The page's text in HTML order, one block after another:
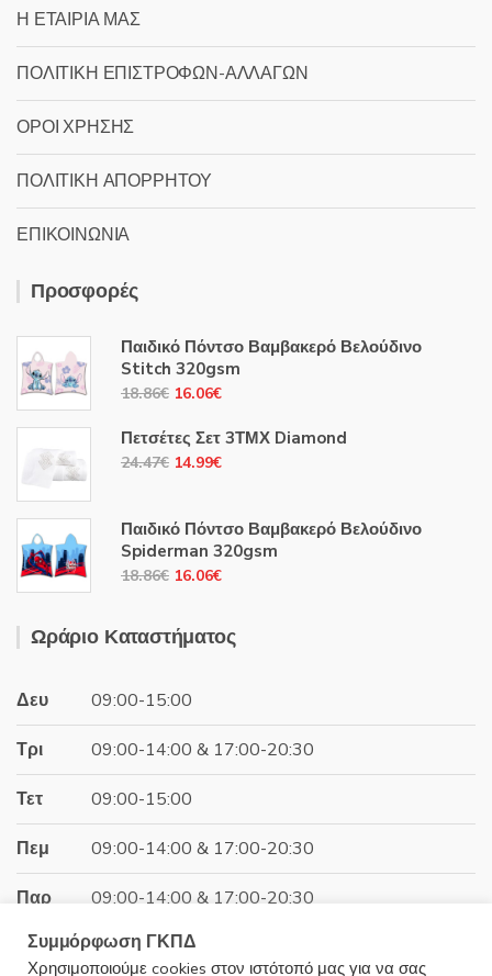
Η ΕΤΑΙΡΙΑ ΜΑΣ
ΠΟΛΙΤΙΚΗ ΕΠΙΣΤΡΟΦΩΝ-ΑΛΛΑΓΩΝ
ΟΡΟΙ ΧΡΗΣΗΣ
ΠΟΛΙΤΙΚΗ ΑΠΟΡΡΗΤΟΥ
ΕΠΙΚΟΙΝΩΝΙΑ
Προσφορές
Παιδικό Πόντσο Βαμβακερό Βελούδινο
Stitch 320gsm
18.86€ Original
was:
18.86€.
16.06€Η
τιμή
είναι:
Πετσέτες Σετ 3ΤΜΧ Diamond
24.47€ Original
24.47€.
14.99€Η
είναι:
14.99€.
Παιδικό Πόντσο Βαμβακερό Βελούδινο
Spiderman 320gsm
18.86€ Original
was:
18.86€.
16.06€Η
τιμή
είναι:
Ωράριο Καταστήματος
Δευ 09:00-15:00
Τρι 09:00-14:00 & 17:00-20:30
Τετ 09:00-15:00
Πεμ 09:00-14:00 & 17:00-20:30
Παρ 09:00-14:00 & 17:00-20:30
Σαβ 09:00-15:00
Συμμόρφωση ΓΚΠΔ
Χρησιμοποιούμε cookies στον ιστότοπό μας για να σας